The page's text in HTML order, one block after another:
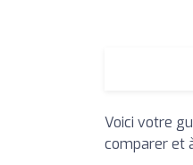
Voici votre
comparer et